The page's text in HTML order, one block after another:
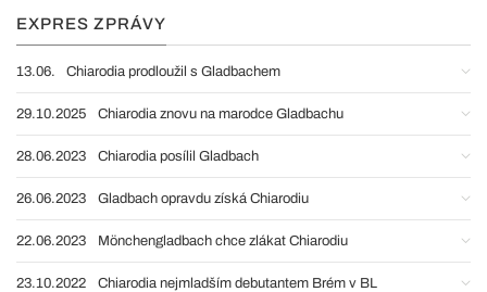
EXPRES ZPRÁVY
13.06. Chiarodia prodloužil s Gladbachem
29.10.2025 Chiarodia znovu na marodce Gladbachu
28.06.2023 Chiarodia posílil Gladbach
26.06.2023 Gladbach opravdu získá Chiarodiu
22.06.2023 Mönchengladbach chce zlákat Chiarodiu
23.10.2022 Chiarodia nejmladším debutantem Brém v BL